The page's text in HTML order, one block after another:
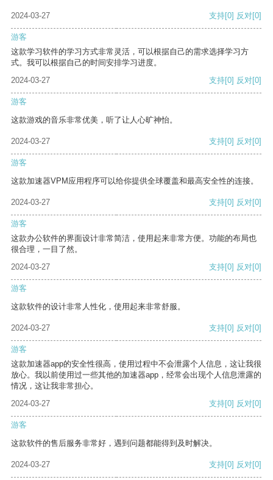
2024-03-27 支持[0] 反对[0]
游客
这款学习软件的学习方式非常灵活，可以根据自己的需求选择学习方
式。我可以根据自己的时间安排学习进度。
2024-03-27
支持[0] 反对[0]
游客
这款游戏的音乐非常优美，听了让人心旷神怡。
2024-03-27 支持[0] 反对[0]
游客
这款加速器VPM应用程序可以给你提供全球覆盖和最高安全性的连接。
2024-03-27 支持[0] 反对[0]
游客
这款办公软件的界面设计非常简洁，使用起来非常方便。功能的布局也
很合理，一目了然。
2024-03-27
支持[0] 反对[0]
游客
这款软件的设计非常人性化，使用起来非常舒服。
2024-03-27 支持[0] 反对[0]
游客
这款加速器app的安全性很高，使用过程中不会泄露个人信息，这让我很
放心。我以前使用过一些其他的加速器app，经常会出现个人信息泄露的
情况，这让我非常担心。
2024-03-27
支持[0] 反对[0]
游客
这款软件的售后服务非常好，遇到问题都能得到及时解决。
2024-03-27 支持[0] 反对[0]